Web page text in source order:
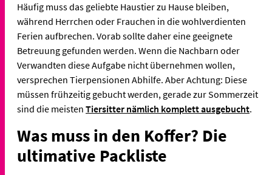
Häufig muss das geliebte Haustier zu Hause bleiben,
während Herrchen oder Frauchen in die wohlverdienten
Ferien aufbrechen. Vorab sollte daher eine geeignete
Betreuung gefunden werden. Wenn die Nachbarn oder
Verwandten diese Aufgabe nicht übernehmen wollen,
versprechen Tierpensionen Abhilfe. Aber Achtung: Diese
müssen frühzeitig gebucht werden, gerade zur Sommerzeit
sind die meisten Tiersitter nämlich komplett ausgebucht.
Was muss in den Koffer? Die
ultimative Packliste